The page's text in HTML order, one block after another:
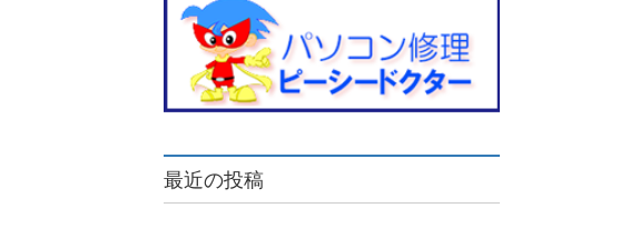
最近の投稿